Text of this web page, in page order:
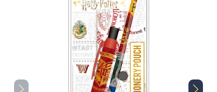
Akciós ajánlatok
Express szállítás
Előrendelhető cuccok
Outlet cuccok